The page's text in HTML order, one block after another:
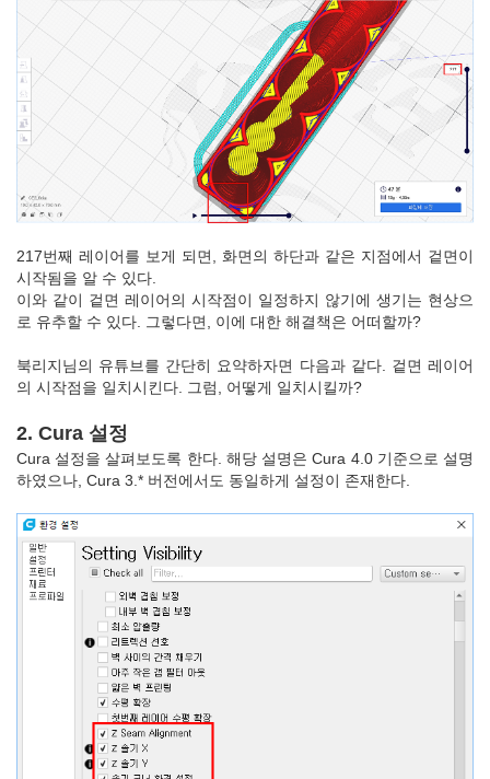
217번째 레이어를 보게 되면, 화면의 하단과 같은 지점에서 겉면이
시작됨을 알 수 있다.
이와 같이 겉면 레이어의 시작점이 일정하지 않기에 생기는 현상으
로 유추할 수 있다. 그렇다면, 이에 대한 해결책은 어떠할까?
북리지님의 유튜브를 간단히 요약하자면 다음과 같다. 겉면 레이어
의 시작점을 일치시킨다. 그럼, 어떻게 일치시킬까?
2. Cura 설정
Cura 설정을 살펴보도록 한다. 해당 설명은 Cura 4.0 기준으로 설명
하였으나, Cura 3.* 버전에서도 동일하게 설정이 존재한다.